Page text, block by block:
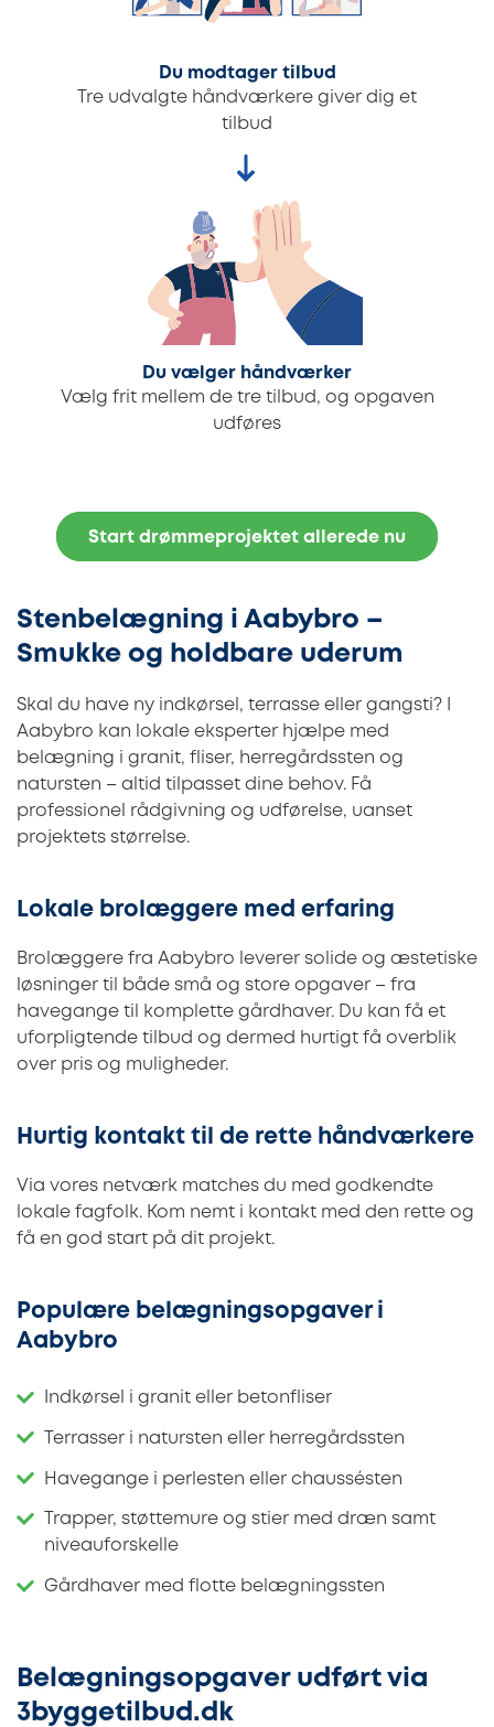
Du modtager tilbud
Tre udvalgte håndværkere giver dig et
tilbud
Du vælger håndværker
Vælg frit mellem de tre tilbud, og opgaven
udføres
Start drømmeprojektet allerede nu
Stenbelægning i Aabybro –
Smukke og holdbare uderum
Skal du have ny indkørsel, terrasse eller gangsti? I
Aabybro kan lokale eksperter hjælpe med
belægning i granit, fliser, herregårdssten og
natursten – altid tilpasset dine behov. Få
professionel rådgivning og udførelse, uanset
projektets størrelse.
Lokale brolæggere med erfaring
Brolæggere fra Aabybro leverer solide og æstetiske
løsninger til både små og store opgaver – fra
havegange til komplette gårdhaver. Du kan få et
uforpligtende tilbud og dermed hurtigt få overblik
over pris og muligheder.
Hurtig kontakt til de rette håndværkere
Via vores netværk matches du med godkendte
lokale fagfolk. Kom nemt i kontakt med den rette og
få en god start på dit projekt.
Populære belægningsopgaver i
Aabybro
Indkørsel i granit eller betonfliser
Terrasser i natursten eller herregårdssten
Havegange i perlesten eller chaussésten
Trapper, støttemure og stier med dræn samt
niveauforskelle
Gårdhaver med flotte belægningssten
Belægningsopgaver udført via
3byggetilbud.dk